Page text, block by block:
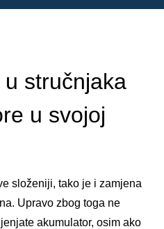
stručnjaka
u svojoj
složeniji, tako je i zamjena
Upravo zbog toga ne
akumulator, osim ako